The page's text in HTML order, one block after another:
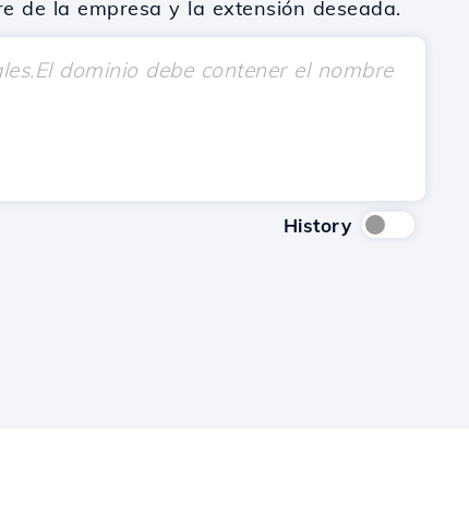
de la empresa y la extensión deseada.
History